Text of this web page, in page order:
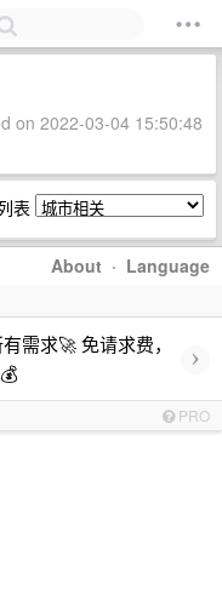
on 2022-03-04 15:50:48
表
About · Language
需求🚀 免请求费，
›
PRO